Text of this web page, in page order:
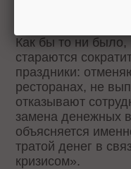
Как бы то ни было,
стараются
праздники:
ресторанах, не
отказывают
замена денежных
объясняется
тратой денег в
кризисом».